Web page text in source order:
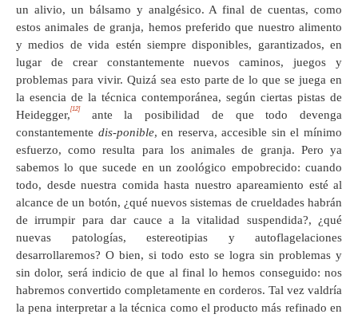
un alivio, un bálsamo y analgésico. A final de cuentas, como
estos animales de granja, hemos preferido que nuestro alimento
y medios de vida estén siempre disponibles, garantizados, en
lugar de crear constantemente nuevos caminos, juegos y
problemas para vivir. Quizá sea esto parte de lo que se juega en
la esencia de la técnica contemporánea, según ciertas pistas de
Heidegger,
[12]
ante la posibilidad de que todo devenga
constantemente dis-ponible, en reserva, accesible sin el mínimo
esfuerzo, como resulta para los animales de granja. Pero ya
sabemos lo que sucede en un zoológico empobrecido: cuando
todo, desde nuestra comida hasta nuestro apareamiento esté al
alcance de un botón, ¿qué nuevos sistemas de crueldades habrán
de irrumpir para dar cauce a la vitalidad suspendida?, ¿qué
nuevas patologías, estereotipias y autoflagelaciones
desarrollaremos? O bien, si todo esto se logra sin problemas y
sin dolor, será indicio de que al final lo hemos conseguido: nos
habremos convertido completamente en corderos. Tal vez valdría
la pena interpretar a la técnica como el producto más refinado en